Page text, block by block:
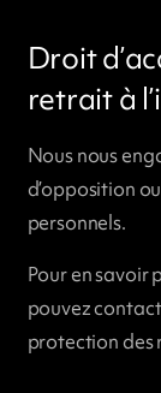
Droit
retrait à
Nous nous
d’opposition
personnels.
Pour en savoir
pouvez
protection des